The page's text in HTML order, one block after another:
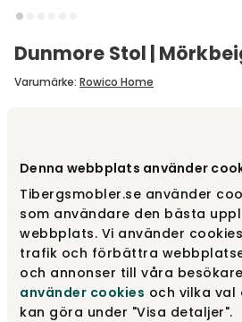
Denna webbplats använder
Tibergsmobler.se använder
som användare den bästa
webbplats. Vi använder
trafik och förbättra
och annonser till våra
använder cookies och vilka val
kan göra under "Visa detaljer".
Dunmore Stol |
Varumärke: Rowico Home
Mörkbeige